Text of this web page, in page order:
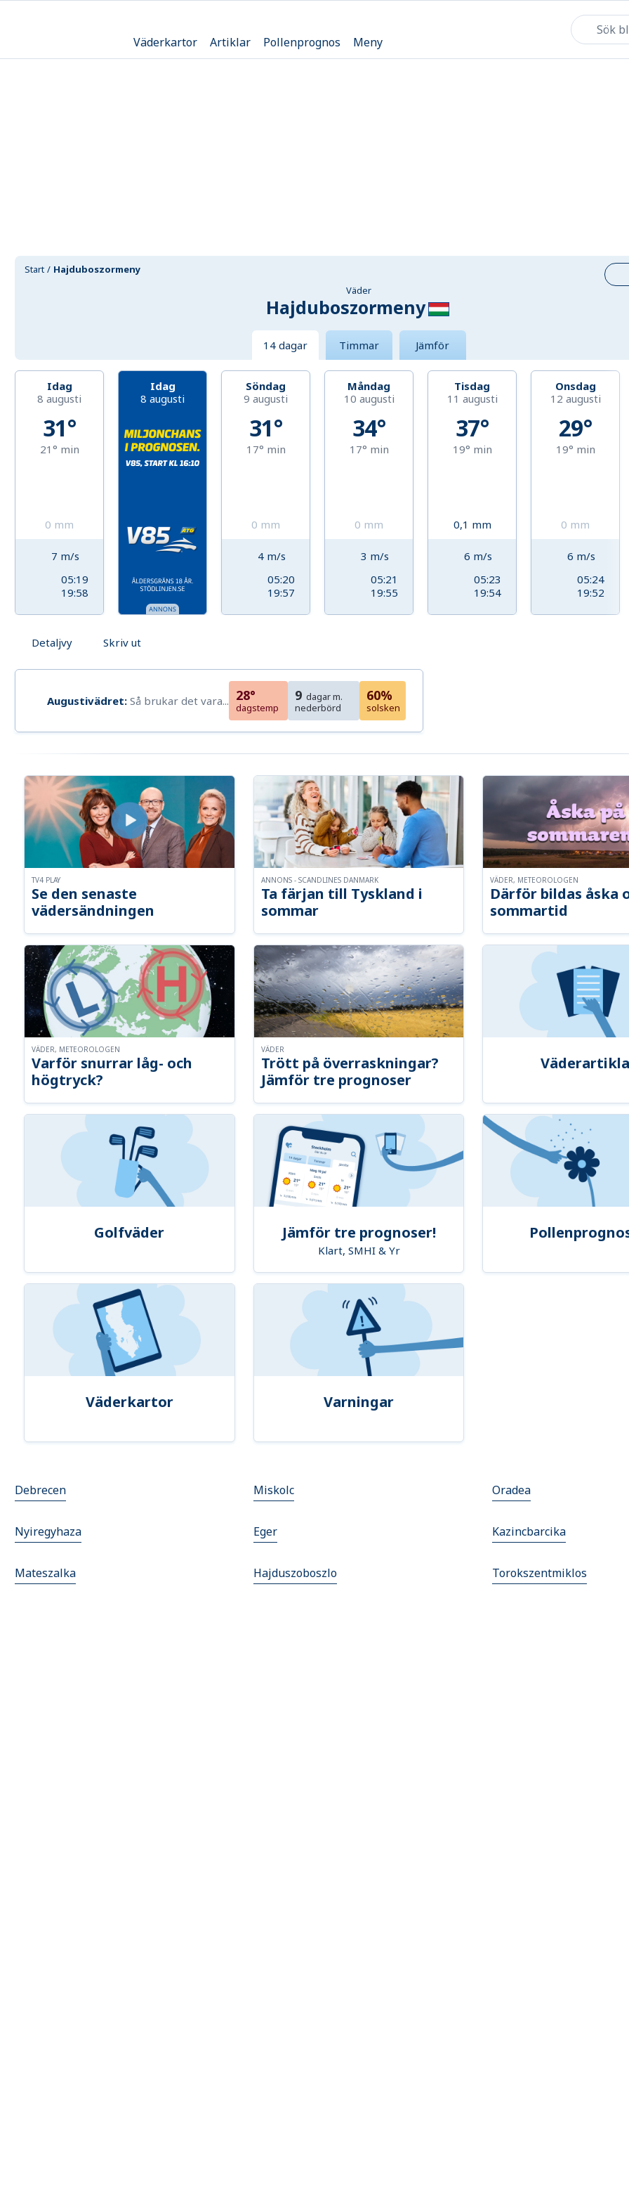
Väderkartor Artiklar Pollenprognos Meny
Start
Hajduboszormeny
Väder
Hajduboszormeny
14 dagar Timmar Jämför
Idag
8 augusti
31°
21° min
0 mm
7 m/s
05:19
19:58
Idag
8 augusti
Söndag
9 augusti
31°
17° min
0 mm
4 m/s
05:20
19:57
Måndag
10 augusti
34°
17° min
0 mm
3 m/s
05:21
19:55
Tisdag
11 augusti
37°
19° min
0,1 mm
6 m/s
05:23
19:54
Onsdag
12 augusti
29°
19° min
0 mm
6 m/s
05:24
19:52
Detaljvy Skriv ut
Augustivädret: Så brukar det vara... 28°
dagstemp
9 dagar m.
nederbörd
60%
solsken
Se den senaste
vädersändningen
TV4 PLAY
Ta färjan till Tyskland i
sommar
ANNONS - SCANDLINES DANMARK
Därför bildas åska
sommartid
VÄDER, METEOROLOGEN
Varför snurrar låg- och
högtryck?
VÄDER, METEOROLOGEN
Trött på överraskningar?
Jämför tre prognoser
VÄDER
Golfväder Jämför tre prognoser!
Klart, SMHI & Yr
Väderkartor Varningar
Debrecen Miskolc Oradea
Nyiregyhaza Eger Kazincbarcika
Mateszalka Hajduszoboszlo Torokszentmiklos